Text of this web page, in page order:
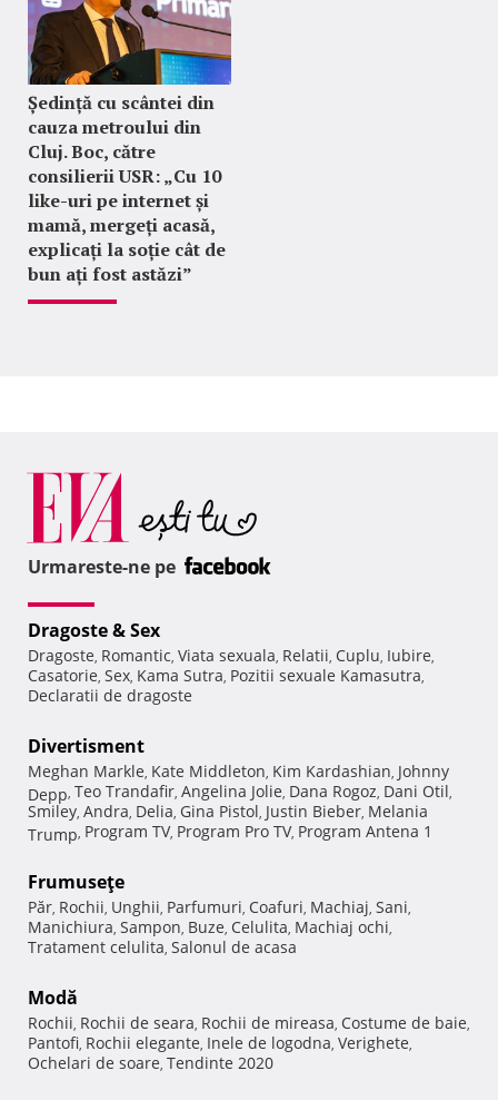
Ședință cu scântei din
cauza metroului din
Cluj. Boc, către
consilierii USR: „Cu 10
like-uri pe internet și
mamă, mergeți acasă,
explicați la soție cât de
bun ați fost astăzi”
Urmareste-ne pe
Dragoste & Sex
Dragoste, Romantic, Viata sexuala, Relatii, Cuplu, Iubire,
Casatorie, Sex, Kama Sutra, Pozitii sexuale Kamasutra,
Declaratii de dragoste
Divertisment
Meghan Markle, Kate Middleton, Kim Kardashian, Johnny
Depp, Teo Trandafir, Angelina Jolie, Dana Rogoz, Dani Otil,
Smiley, Andra, Delia, Gina Pistol, Justin Bieber, Melania
Trump, Program TV, Program Pro TV, Program Antena 1
Frumuseţe
Păr, Rochii, Unghii, Parfumuri, Coafuri, Machiaj, Sani,
Manichiura, Sampon, Buze, Celulita, Machiaj ochi,
Tratament celulita, Salonul de acasa
Modă
Rochii, Rochii de seara, Rochii de mireasa, Costume de baie,
Pantofi, Rochii elegante, Inele de logodna, Verighete,
Ochelari de soare, Tendinte 2020